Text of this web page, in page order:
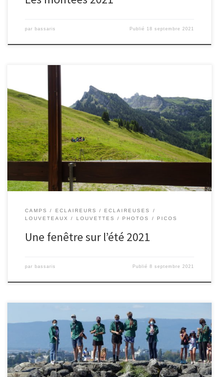
par bassaris Publié 18 septembre 2021
CAMPS ECLAIREURS
ECLAIREUSES
LOUVETEAUX
LOUVETTES PHOTOS PICOS
Une fenêtre sur l’été 2021
par bassaris Publié8 septembre 2021